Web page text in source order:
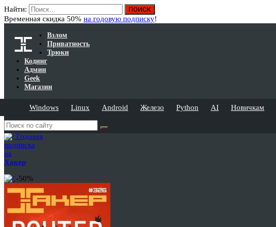
Найти:
Временная скидка 50% на годовую подписку!
Взлом
Приватность
Трюки
Кодинг
Админ
Geek
Магазин
Windows Linux Android Железо Python AI Новичкам
Годовая
подписка
на
Хакер
-50%